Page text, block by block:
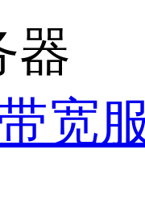
器
宽